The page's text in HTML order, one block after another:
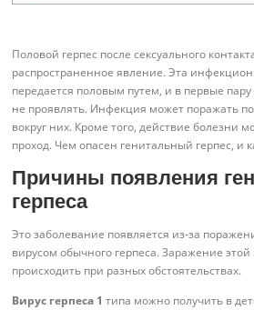
Половой герпес после сексуального
распространенное явление. Эта
передается половым путем, и в первые
не проявлять. Инфекция может поражать
вокруг них. Кроме того, действие болезни
проход. Чем опасен генитальный герпес, и
Причины появления
герпеса
Это заболевание появляется из-за
вирусом обычного герпеса. Заражение
происходить при разных обстоятельствах.
Вирус герпеса 1 типа можно получить в